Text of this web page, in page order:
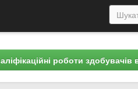
роботи